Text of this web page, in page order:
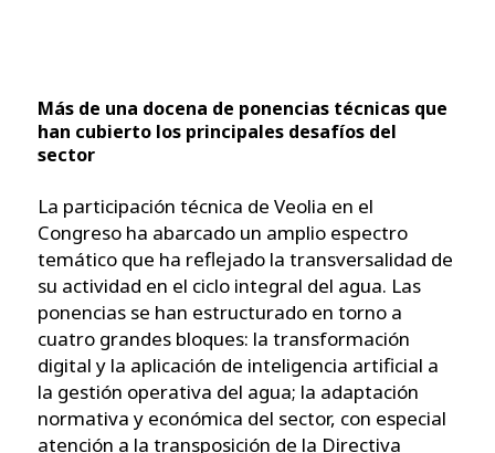
Más de una docena de ponencias técnicas que
han cubierto los principales desafíos del
sector
La participación técnica de Veolia en el
Congreso ha abarcado un amplio espectro
temático que ha reflejado la transversalidad de
su actividad en el ciclo integral del agua. Las
ponencias se han estructurado en torno a
cuatro grandes bloques: la transformación
digital y la aplicación de inteligencia artificial a
la gestión operativa del agua; la adaptación
normativa y económica del sector, con especial
atención a la transposición de la Directiva